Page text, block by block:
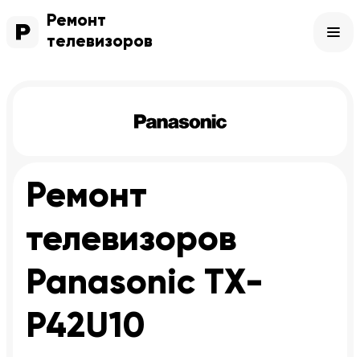
Ремонт
телевизоров
Ремонт
телевизоров
Panasonic TX-
P42U10